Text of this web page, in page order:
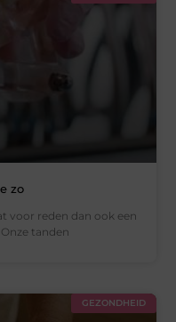
zo
voor reden dan ook een
tanden
GEZONDHEID